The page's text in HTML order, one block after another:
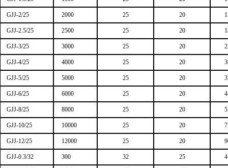
GJJ-2/25 2000 25 20
GJJ-2.5/25 2500 25 20
GJJ-3/25 3000 25 20
GJJ-4/25 4000 25 20
GJJ-5/25 5000 25 20
GJJ-6/25 6000 25 20
GJJ-8/25 8000 25 20
GJJ-10/25 10000 25 20
GJJ-12/25 12000 25 20
GJJ-0.3/32 300 32 25 4